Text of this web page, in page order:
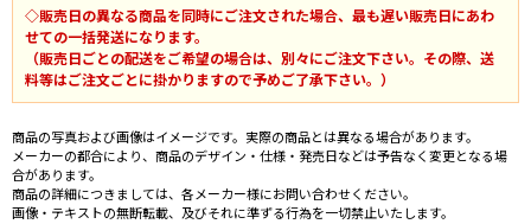
◇販売日の異なる商品を同時にご注文された場合、最も遅い販売日にあわ
せての一括発送になります。
（販売日ごとの配送をご希望の場合は、別々にご注文下さい。その際、送
料等はご注文ごとに掛かりますので予めご了承下さい。）
商品の写真および画像はイメージです。実際の商品とは異なる場合があります。
メーカーの都合により、商品のデザイン・仕様・発売日などは予告なく変更となる場
合があります。
商品の詳細につきましては、各メーカー様にお問い合わせください。
画像・テキストの無断転載、及びそれに準ずる行為を一切禁止いたします。